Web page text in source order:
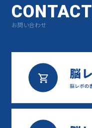
CONTACT
お問い合わせ